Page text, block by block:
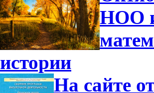
НОО
истории
На сайте